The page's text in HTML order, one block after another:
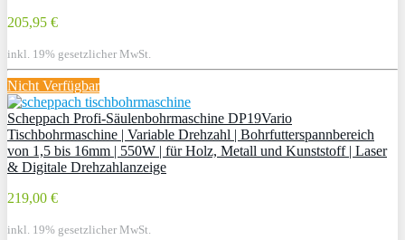
205,95 €
inkl. 19% gesetzlicher MwSt.
Nicht Verfügbar
Scheppach Profi-Säulenbohrmaschine DP19Vario
Tischbohrmaschine | Variable Drehzahl | Bohrfutterspannbereich
von 1,5 bis 16mm | 550W | für Holz, Metall und Kunststoff | Laser
& Digitale Drehzahlanzeige
219,00 €
inkl. 19% gesetzlicher MwSt.